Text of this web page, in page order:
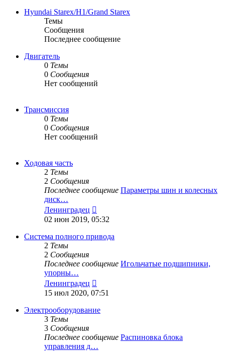
сообщению
Hyundai Starex/H1/Grand Starex
Темы
Сообщения
Последнее сообщение
Двигатель
0 Темы
0 Сообщения
Нет сообщений
Трансмиссия
0 Темы
0 Сообщения
Нет сообщений
Ходовая часть
2 Темы
2 Сообщения
Последнее сообщение Параметры шин и колесных
диск…
Ленинградец
к
сообщению
02 июн 2019, 05:32
Система полного привода
2 Темы
2 Сообщения
Последнее сообщение Игольчатые подшипники,
упорны…
Ленинградец
к
сообщению
15 июл 2020, 07:51
Электрооборудование
3 Темы
3 Сообщения
Последнее сообщение Распиновка блока
управления д…